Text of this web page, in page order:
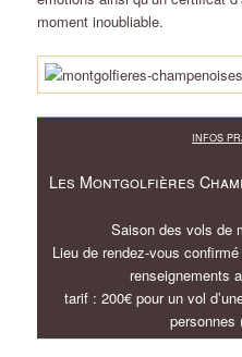
moment inoubliable.
INFOS
Les Montgolfières
Saison des vols de
Lieu de rendez-vous
renseignements
tarif : 200€ pour un vol
personnes